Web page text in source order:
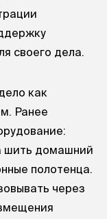
своего дела.
как
Ранее
шить домашний
полотенца.
через